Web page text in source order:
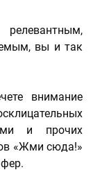
вы и так
внимание
и прочих
«Жми сюда!»